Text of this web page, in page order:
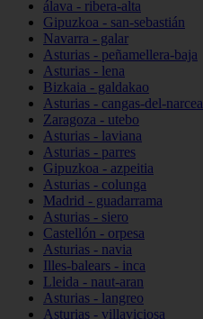
álava - ribera-alta
Gipuzkoa - san-sebastián
Navarra - galar
Asturias - peñamellera-baja
Asturias - lena
Bizkaia - galdakao
Asturias - cangas-del-narcea
Zaragoza - utebo
Asturias - laviana
Asturias - parres
Gipuzkoa - azpeitia
Asturias - colunga
Madrid - guadarrama
Asturias - siero
Castellón - orpesa
Asturias - navia
Illes-balears - inca
Lleida - naut-aran
Asturias - langreo
Asturias - villaviciosa